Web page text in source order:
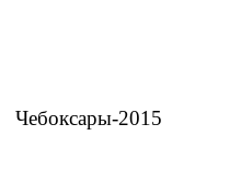
Чебоксары-2015